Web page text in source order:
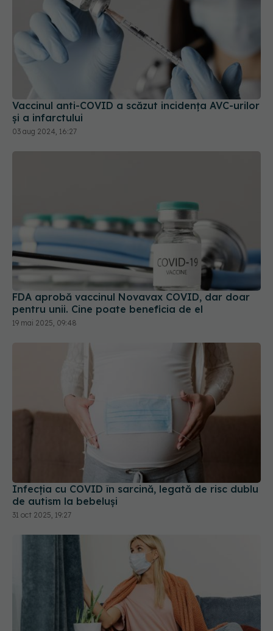
Vaccinul anti-COVID a scăzut incidența AVC-urilor
și a infarctului
03 aug 2024, 16:27
FDA aprobă vaccinul Novavax COVID, dar doar
pentru unii. Cine poate beneficia de el
19 mai 2025, 09:48
Infecția cu COVID în sarcină, legată de risc dublu
de autism la bebeluși
31 oct 2025, 19:27